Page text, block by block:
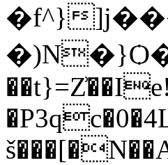
�f^}
��t}=Z͗��Ie!